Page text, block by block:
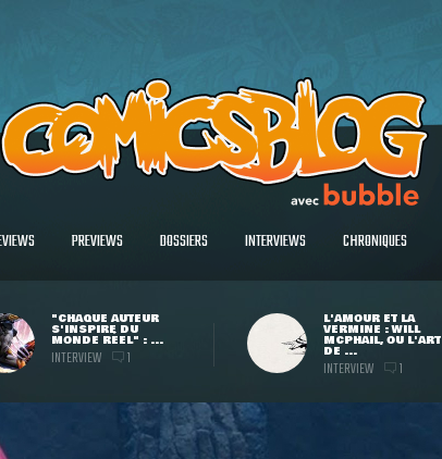
PREVIEWS DOSSIERS INTERVIEWS CHRONIQUES
"CHAQUE AUTEUR
S'INSPIRE DU
MONDE RÉEL" : ...
INTERVIEW 1
L'AMOUR ET LA
VERMINE : WILL
MCPHAIL, OU L'ART
DE ...
INTERVIEW 1